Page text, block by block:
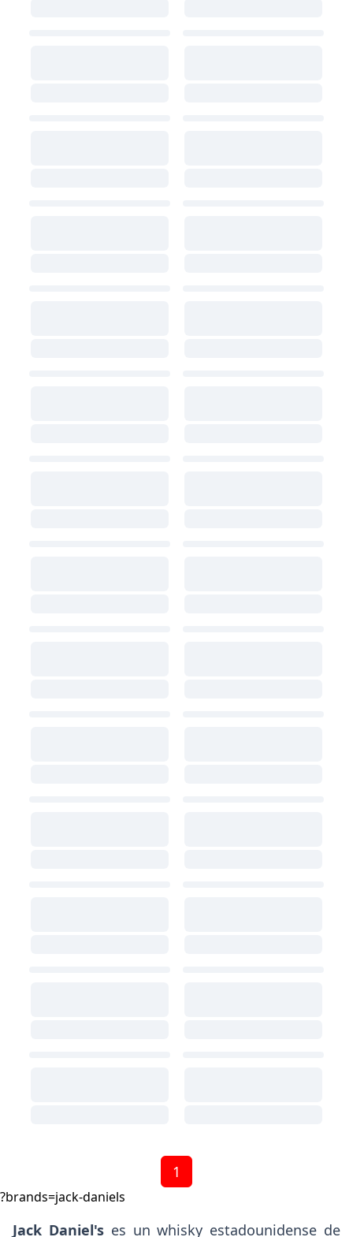
1
?brands=jack-daniels
Jack Daniel'ses un whisky estadounidense de